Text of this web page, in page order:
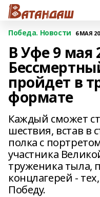
Победа. Новости 6 МАЯ
В Уфе 9 мая
пройдет в
формате
Каждый сможет
шествия, встав в
полка с
участника
труженика тыла,
концлагерей -
Победу.